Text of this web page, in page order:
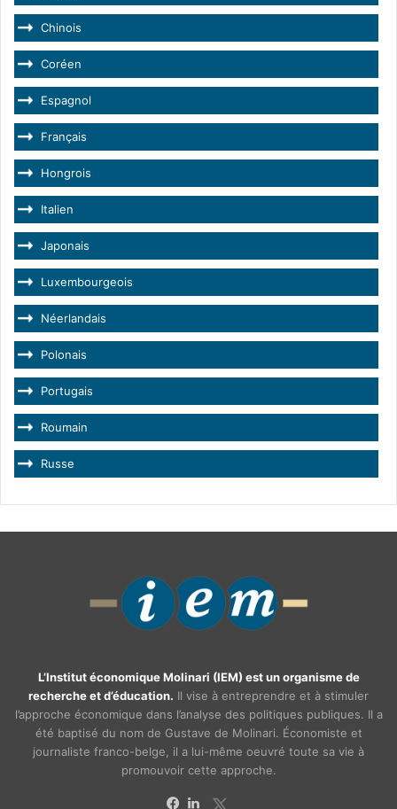
Chinois
Coréen
Espagnol
Français
Hongrois
Italien
Japonais
Luxembourgeois
Néerlandais
Polonais
Portugais
Roumain
Russe
L’Institut économique Molinari (IEM) est un organisme de
recherche et d’éducation. Il vise à entreprendre et à stimuler
l’approche économique dans l’analyse des politiques publiques. Il a
été baptisé du nom de Gustave de Molinari. Économiste et
journaliste franco-belge, il a lui-même oeuvré toute sa vie à
promouvoir cette approche.